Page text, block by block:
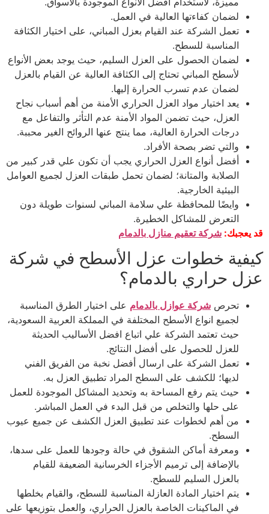
لضمان كفاءتها العالية في العمل.
تعمل الشركة عند القيام بعزل المباني، على اختيار الكثافة
المناسبة للسطح.
لضمان الحصول على العزل السليم، حيث يوجد بعض الأنواع
لأسطح المباني تحتاج إلى الكثافة العالية عن القيام بالعزل
لضمان عدم تسرب الحرارة إليها.
يعد اختيار مواد العزل الحراري الأمنة من أهم أسباب نجاح
العزل، حيث تضمن المواد الأمنة عدم التأثر والتفاعل مع
درجات الحرارة العالية، مما ينتج عنها الروائح الغير محببة.
والتي تضر بصحة الأفراد.
أفضل أنواع العزل الحراري يجب أن تكون علي قدر كبير من
الصلابة والمتانة؛ لضمان تحمل طبقات العزل لجميع العوامل
البيئية الخارجية.
وايضًا للمحافظة علي سلامة المباني لسنوات طويلة دون
التعرض للمشاكل الخطيرة.
قد يعجبك: شركة تعقيم منازل بالدمام
كيفية خطوات عزل الأسطح في شركة
عزل حراري بالدمام؟
تحرص شركة عوازل بالدمام على اختيار الطرق المناسبة
لجميع انواع الأسطح المختلفة في المملكة العربية السعودية،
حيث تعتمد الشركة علي اتباع افضل الأساليب الحديثة
للعزل للحصول على أفضل النتائج.
تعمل الشركة على ارسال أفضل نخبة من الفريق الفني
لديها؛ للكشف على السطح المراد تطبيق العزل به.
حيث يتم رفع المساحة به وتحديد المشاكل الموجودة للعمل
على حلها والتخلص من قبل البدء في العمل المباشر.
من أهم لخطوات عند تطبيق العزل الكشف عن جميع عيوب
السطح.
ومعرفة أماكن الشقوق في حالة وجودها للعمل على سدها،
بالإضافة إلى ترميم الأجزاء الخرسانية الضعيفة للقيام
بالعزل السليم للسطح.
يتم اختيار المادة العازلة المناسبة للسطح، والقيام بخلطها
في الماكينات الخاصة بالعزل الحراري، والعمل بتوزيعها على